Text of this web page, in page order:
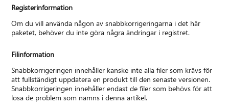
Registerinformation
Om du vill använda någon av snabbkorrigeringarna i det här
paketet, behöver du inte göra några ändringar i registret.
Filinformation
Snabbkorrigeringen innehåller kanske inte alla filer som krävs för
att fullständigt uppdatera en produkt till den senaste versionen.
Snabbkorrigeringen innehåller endast de filer som behövs för att
lösa de problem som nämns i denna artikel.